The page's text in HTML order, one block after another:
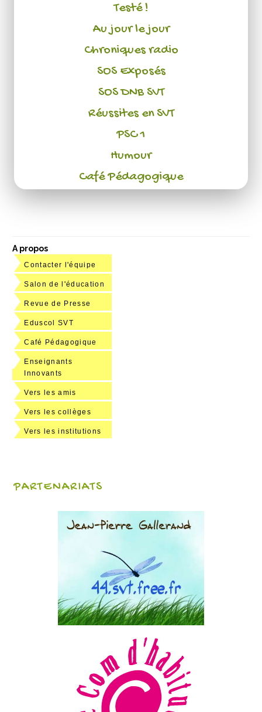
Testé !
Au jour le jour
Chroniques radio
SOS Exposés
SOS DNB SVT
Réussites en SVT
PSC 1
Humour
Café Pédagogique
A propos
Contacter l'équipe
Salon de l'éducation
Revue de Presse
Eduscol SVT
Café Pédagogique
Enseignants
Innovants
Vers les amis
Vers les collèges
Vers les institutions
PARTENARIATS